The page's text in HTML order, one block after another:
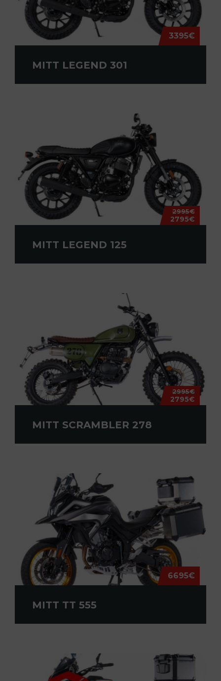
3395€
MITT LEGEND 301
2995€
2795€
MITT LEGEND 125
2995€
2795€
MITT SCRAMBLER 278
6695€
MITT TT 555